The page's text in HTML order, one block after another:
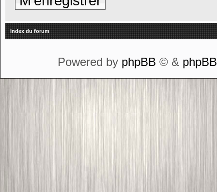
Index du forum
Powered by phpBB © &